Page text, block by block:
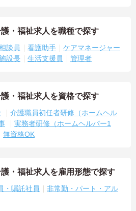
・福祉求人を職種で探す
談員 看護助手
ケアマネージャー
設長 生活支援員 管理者
・福祉求人を資格で探す
介護職員初任者研修（ホームヘル
実務者研修（ホームヘルパー1
無資格OK
・福祉求人を雇用形態で探す
・嘱託社員
非常勤・パート・アル